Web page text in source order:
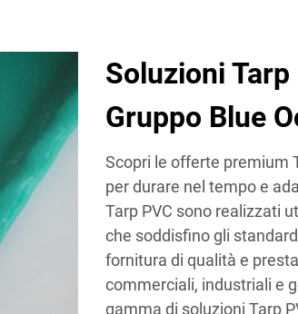
Soluzioni
Gruppo Blue
Scopri le offerte premium
per durare nel tempo e
Tarp PVC sono realizzati
che soddisfino gli
fornitura di qualità e
commerciali, industriali e
gamma di soluzioni Tarp